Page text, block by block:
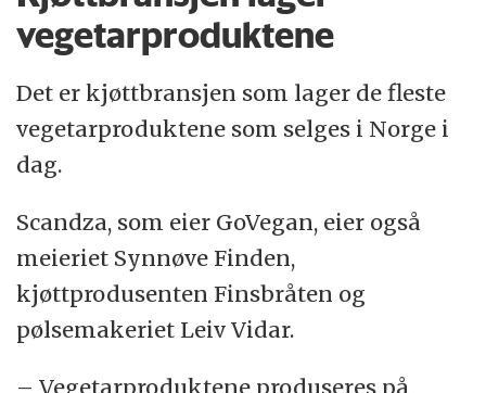
vegetarproduktene
Det er kjøttbransjen som lager de fleste
vegetarproduktene som selges i Norge i
dag.
Scandza, som eier GoVegan, eier også
meieriet Synnøve Finden,
kjøttprodusenten Finsbråten og
pølsemakeriet Leiv Vidar.
– Vegetarproduktene produseres på